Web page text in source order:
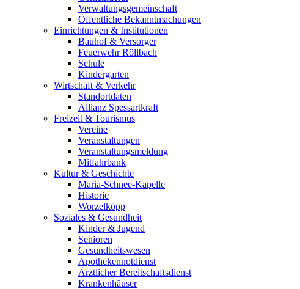
Verwaltungsgemeinschaft
Öffentliche Bekanntmachungen
Einrichtungen & Institutionen
Bauhof & Versorger
Feuerwehr Röllbach
Schule
Kindergarten
Wirtschaft & Verkehr
Standortdaten
Allianz Spessartkraft
Freizeit & Tourismus
Vereine
Veranstaltungen
Veranstaltungsmeldung
Mitfahrbank
Kultur & Geschichte
Maria-Schnee-Kapelle
Historie
Worzelköpp
Soziales & Gesundheit
Kinder & Jugend
Senioren
Gesundheitswesen
Apothekennotdienst
Ärztlicher Bereitschaftsdienst
Krankenhäuser